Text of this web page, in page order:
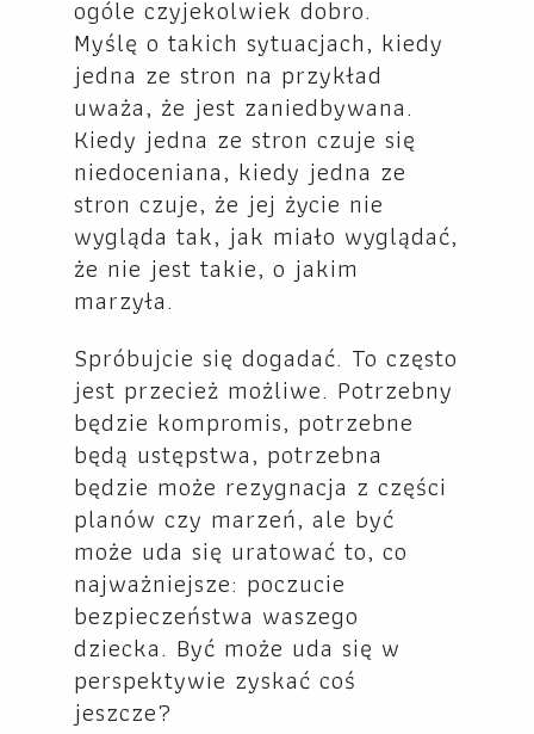
ogóle czyjekolwiek dobro.
Myślę o takich sytuacjach, kiedy
jedna ze stron na przykład
uważa, że jest zaniedbywana.
Kiedy jedna ze stron czuje się
niedoceniana, kiedy jedna ze
stron czuje, że jej życie nie
wygląda tak, jak miało wyglądać,
że nie jest takie, o jakim
marzyła.
Spróbujcie się dogadać. To często
jest przecież możliwe. Potrzebny
będzie kompromis, potrzebne
będą ustępstwa, potrzebna
będzie może rezygnacja z części
planów czy marzeń, ale być
może uda się uratować to, co
najważniejsze: poczucie
bezpieczeństwa waszego
dziecka. Być może uda się w
perspektywie zyskać coś
jeszcze?